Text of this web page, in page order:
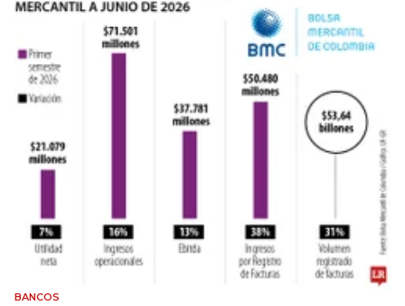
BANCOS